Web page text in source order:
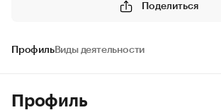
Поделиться
ПрофильВиды деятельности
Профиль